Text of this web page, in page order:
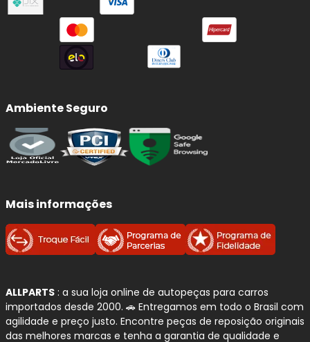
Ambiente Seguro
Mais informações
ALLPARTS : a sua loja online de autopeças para carros
importados desde 2000. 🚗 Entregamos em todo o Brasil com
agilidade e preço justo. Encontre peças de reposição originais
das melhores marcas e tenha a garantia de qualidade e